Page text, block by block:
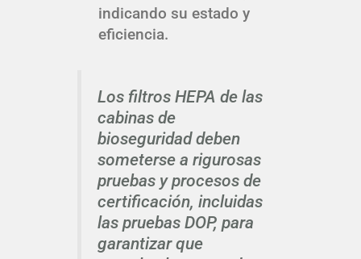
indicando su estado y
eficiencia.
Los filtros HEPA de las
cabinas de
bioseguridad deben
someterse a rigurosas
pruebas y procesos de
certificación, incluidas
las pruebas DOP, para
garantizar que